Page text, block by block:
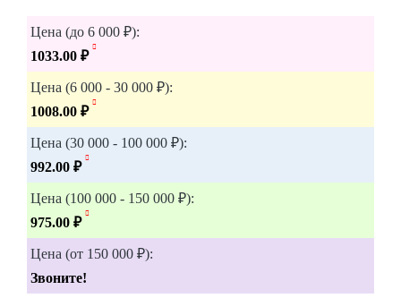
Цена (до 6 000 ₽):
1033.00 ₽
Цена (6 000 - 30 000 ₽):
1008.00 ₽
Цена (30 000 - 100 000 ₽):
992.00 ₽
Цена (100 000 - 150 000 ₽):
975.00 ₽
Цена (от 150 000 ₽):
Звоните!